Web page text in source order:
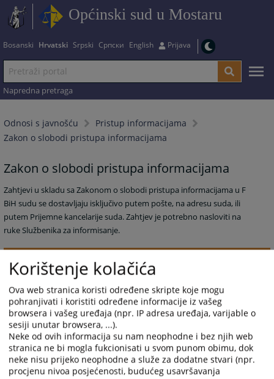
Općinski sud u Mostaru
Bosanski Hrvatski Srpski Српски English Prijava
Napredna pretraga
Odnosi s javnošću
Pristup informacijama
Zakon o slobodi pristupa informacijama
Zakon o slobodi pristupa informacijama
Zahtjevi u skladu sa Zakonom o slobodi pristupa informacijama u F
BiH sudu se dostavljaju isključivo putem pošte, na adresu suda, ili
putem Prijemne kancelarije suda. Zahtjev je potrebno nasloviti na
ruke Službenika za informisanje.
Prateći dokumenti
Zakon o slobodi pristupa informacijama u Federaciji
Bosne i Hercegovine
Korištenje kolačića
Ova web stranica koristi određene skripte koje mogu
pohranjivati i koristiti određene informacije iz vašeg
browsera i vašeg uređaja (npr. IP adresa uređaja, varijable o
sesiji unutar browsera, ...).
Neke od ovih informacija su nam neophodne i bez njih web
stranica ne bi mogla fukcionisati u svom punom obimu, dok
neke nisu prijeko neophodne a služe za dodatne stvari (npr.
procjenu nivoa posjećenosti, budućeg usavršavanja